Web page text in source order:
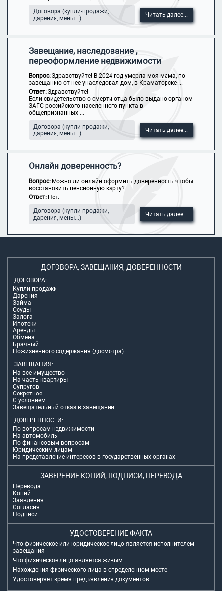
Договора (купли-продажи,
дарения, мены...)
Читать далее...
Завещание, наследование ,
переоформление недвижимости
Вопрос:Здравствуйте! В 2024 год умерла моя мама, по
завещанию от нее унаследовал дом, в Краматорске ...
Ответ:Здравствуйте!
Если свидетельство о смерти отца было выдано органом
ЗАГС российского населенного пункта в
общепризнанных ...
Договора (купли-продажи,
дарения, мены...)
Читать далее...
Онлайн доверенность?
Вопрос: Можно ли онлайн оформить доверенность чтобы
восстановить пенсионную карту?
Ответ: Нет.
Договора (купли-продажи,
дарения, мены...)
Читать далее...
ДОГОВОРА, ЗАВЕЩАНИЯ, ДОВЕРЕННОСТИ
ДОГОВОРА:
Купли продажи
Дарения
Займа
Ссуды
Залога
Ипотеки
Аренды
Обмена
Брачный
Пожизненного содержания (досмотра)
ЗАВЕЩАНИЯ:
На все имущество
На часть квартиры
Супругов
Секретное
С условием
Завещательный отказ в завещании
ДОВЕРЕННОСТИ:
По вопросам недвижимости
На автомобиль
По финансовым вопросам
Юридическим лицам
На представление интересов в государственных органах
ЗАВЕРЕНИЕ КОПИЙ, ПОДПИСИ, ПЕРЕВОДА
Перевода
Копий
Заявления
Согласия
Подписи
УДОСТОВЕРЕНИЕ ФАКТА
Что физическое или юридическое лицо является исполнителем
завещания
Что физическое лицо является живым
Нахождения физического лица в определенном месте
Удостоверяет время предъявления документов